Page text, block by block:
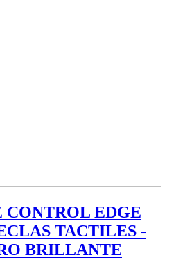
CONTROL EDGE
TACTILES -
BRILLANTE